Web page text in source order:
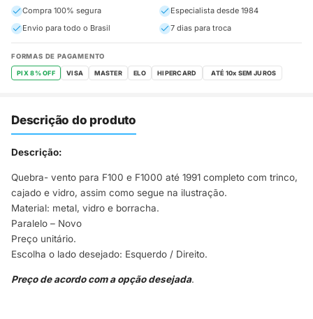
Compra 100% segura
Especialista desde 1984
Envio para todo o Brasil
7 dias para troca
FORMAS DE PAGAMENTO
PIX 8% OFF VISA MASTER ELO HIPERCARD
Descrição do produto
Descrição:
Quebra- vento para F100 e F1000 até 1991 completo com trinco,
cajado e vidro, assim como segue na ilustração.
Material: metal, vidro e borracha.
Paralelo – Novo
Preço unitário.
Escolha o lado desejado: Esquerdo / Direito.
Preço de acordo com a opção desejada.